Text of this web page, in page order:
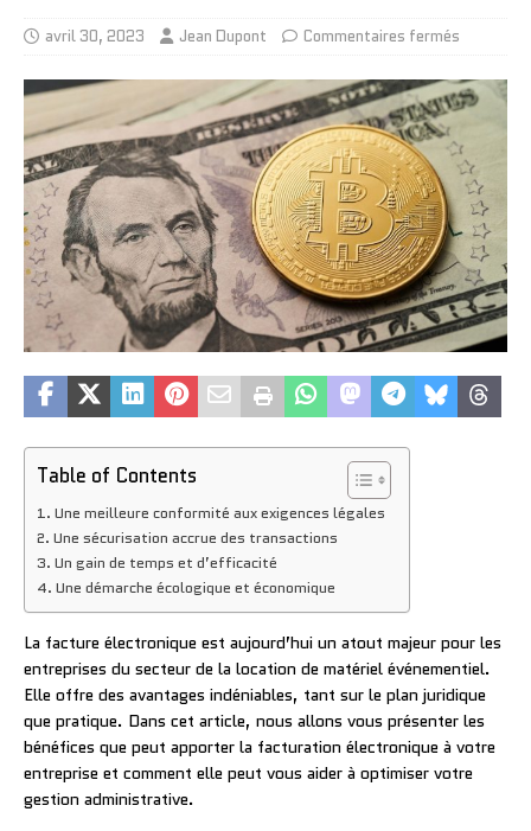
avril 30, 2023 Jean Dupont Commentaires fermés
Table of Contents
Une meilleure conformité aux exigences légales
Une sécurisation accrue des transactions
Un gain de temps et d’efficacité
Une démarche écologique et économique
La facture électronique est aujourd’hui un atout majeur pour les
entreprises du secteur de la location de matériel événementiel.
Elle offre des avantages indéniables, tant sur le plan juridique
que pratique. Dans cet article, nous allons vous présenter les
bénéfices que peut apporter la facturation électronique à votre
entreprise et comment elle peut vous aider à optimiser votre
gestion administrative.